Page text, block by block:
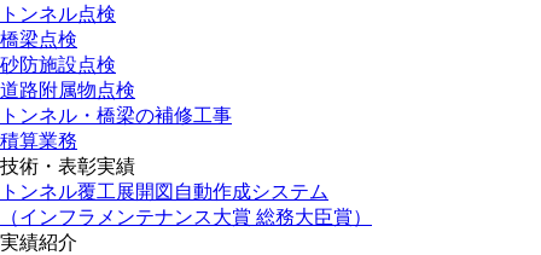
トンネル点検
橋梁点検
砂防施設点検
道路附属物点検
トンネル・橋梁の補修工事
積算業務
技術・表彰実績
トンネル覆工展開図自動作成システム
（インフラメンテナンス大賞 総務大臣賞）
実績紹介